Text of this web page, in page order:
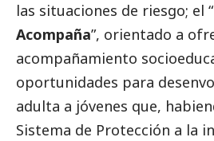
las situaciones de riesgo; el “
Acompaña”, orientado a
acompañamiento
oportunidades para
adulta a jóvenes que,
Sistema de Protección a la